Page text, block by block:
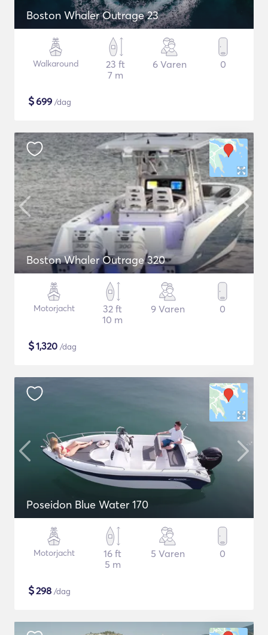
Boston Whaler Outrage 23
Walkaround
23 ft
7 m
6 Varen 0
$699 /dag
Boston Whaler Outrage 320
Motorjacht
32 ft
10 m
9 Varen 0
$1,320 /dag
Poseidon Blue Water 170
Motorjacht
16 ft
5 m
5 Varen 0
$298 /dag